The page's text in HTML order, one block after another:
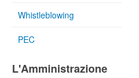
Whistleblowing
PEC
L'Amministrazione